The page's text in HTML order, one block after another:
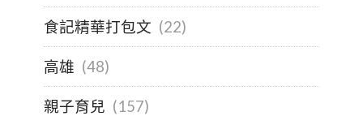
食記精華打包文 (22)
高雄 (48)
親子育兒 (157)